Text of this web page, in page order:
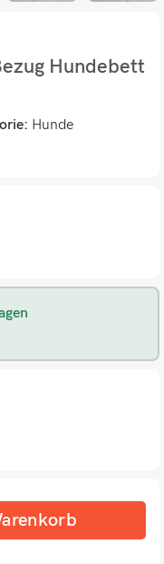
Hundebett
Hunde